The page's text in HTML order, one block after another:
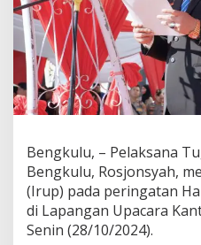
Bengkulu, – Pelaksana
Bengkulu, Rosjonsyah,
(Irup) pada peringatan
di Lapangan Upacara
Senin (28/10/2024).